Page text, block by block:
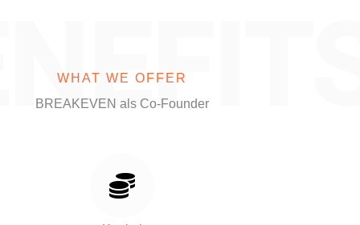
WHAT WE OFFER
BREAKEVEN als Co-Founder